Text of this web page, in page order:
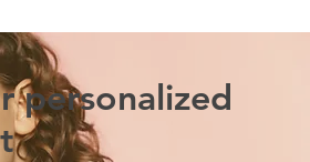
personalized